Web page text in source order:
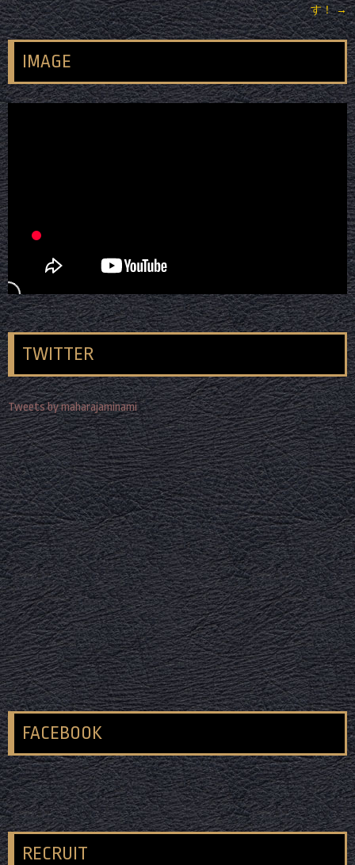
す！→
IMAGE
TWITTER
Tweets by maharajaminami
FACEBOOK
RECRUIT